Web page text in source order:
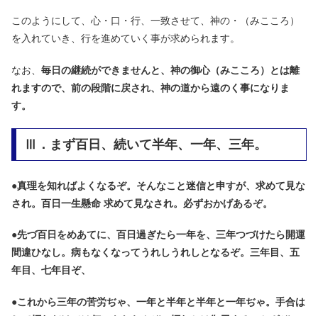
このようにして、心・口・行、一致させて、神の・（みこころ）
を入れていき、行を進めていく事が求められます。
なお、 毎日の継続ができませんと、神の御心（みこころ）とは離
れますので、前の段階に戻され、神の道から遠のく事になりま
す。
Ⅲ．まず百日、続いて半年、一年、三年。
●真理を知ればよくなるぞ。そんなこと迷信と申すが、求めて見な
され。百日一生懸命 求めて見なされ。必ずおかげあるぞ。
●先づ百日をめあてに、百日過ぎたら一年を、三年つづけたら開運
間違ひなし。病もなくなってうれしうれしとなるぞ。三年目、五
年目、七年目ぞ、
●これから三年の苦労ぢゃ、一年と半年と半年と一年ぢゃ。手合は